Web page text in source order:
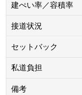
建ぺい率／容積率
接道状況
セットバック
私道負担
備考